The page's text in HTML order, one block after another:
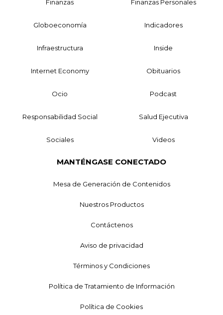
Finanzas Finanzas Personales
Globoeconomía Indicadores
Infraestructura Inside
Internet Economy Obituarios
Ocio Podcast
Responsabilidad Social Salud Ejecutiva
Sociales Videos
MANTÉNGASE CONECTADO
Mesa de Generación de Contenidos
Nuestros Productos
Contáctenos
Aviso de privacidad
Términos y Condiciones
Política de Tratamiento de Información
Política de Cookies